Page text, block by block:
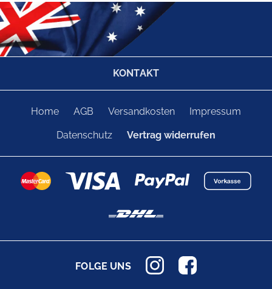
KONTAKT
Home AGB Versandkosten Impressum
Datenschutz Vertrag widerrufen
FOLGE UNS